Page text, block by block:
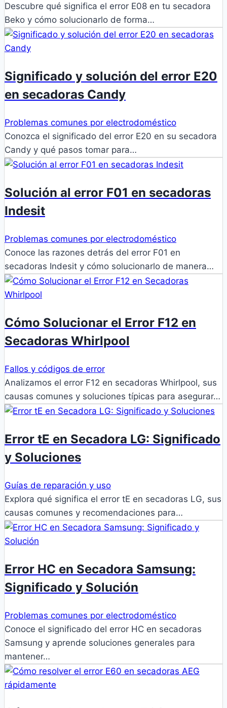
Descubre qué significa el error E08 en tu secadora
Beko y cómo solucionarlo de forma…
Significado y solución del error E20
en secadoras Candy
Problemas comunes por electrodoméstico
Conozca el significado del error E20 en su secadora
Candy y qué pasos tomar para…
Solución al error F01 en secadoras
Indesit
Problemas comunes por electrodoméstico
Conoce las razones detrás del error F01 en
secadoras Indesit y cómo solucionarlo de manera…
Cómo Solucionar el Error F12 en
Secadoras Whirlpool
Fallos y códigos de error
Analizamos el error F12 en secadoras Whirlpool, sus
causas comunes y soluciones típicas para asegurar…
Error tE en Secadora LG: Significado
y Soluciones
Guías de reparación y uso
Explora qué significa el error tE en secadoras LG, sus
causas comunes y recomendaciones para…
Error HC en Secadora Samsung:
Significado y Solución
Problemas comunes por electrodoméstico
Conoce el significado del error HC en secadoras
Samsung y aprende soluciones generales para
mantener…